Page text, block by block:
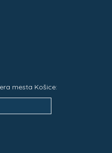
mesta Košice: